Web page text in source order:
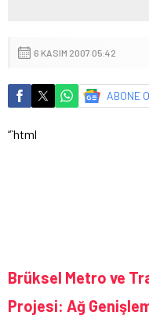
6 KASIM 2007 05:42
ABONE
“`html
Brüksel Metro ve
Projesi: Ağ